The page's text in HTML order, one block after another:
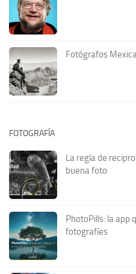
Fotógrafos
FOTOGRAFÍA
La regla de
buena foto
PhotoPills: la app
fotografíes